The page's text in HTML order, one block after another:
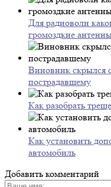
Для радиоволн
громоздкие
Виновник скрылся
пострадавшему
Как разобрать
Как установить
автомобиль
Добавить комментарий